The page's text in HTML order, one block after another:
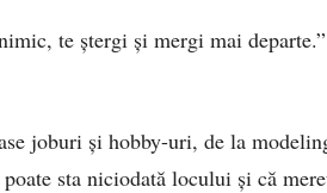
te ștergi și mergi mai
joburi și hobby-uri, de la
sta niciodată locului și că